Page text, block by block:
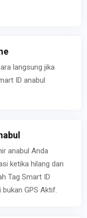
langsung jika
ID anabul
anabul Anda
ketika hilang dan
Tag Smart ID
GPS Aktif.